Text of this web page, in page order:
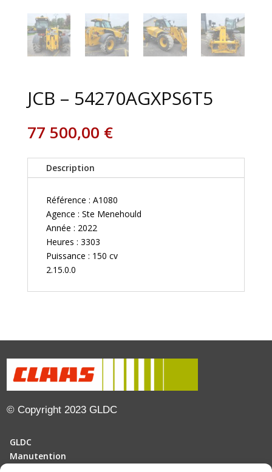
JCB – 54270AGXPS6T5
77 500,00 €
Description
Référence : A1080
Agence : Ste Menehould
Année : 2022
Heures : 3303
Puissance : 150 cv
2.15.0.0
© Copyright 2023 GLDC
GLDC
Manutention